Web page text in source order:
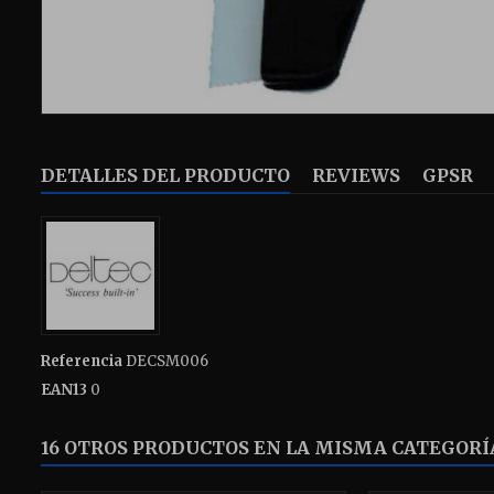
DETALLES DEL PRODUCTO REVIEWS GPSR
Referencia DECSM006
EAN13 0
16 OTROS PRODUCTOS EN LA MISMA